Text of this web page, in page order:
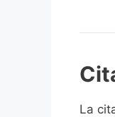
​​​​​​​​​​​​​​​​​​​​​​​​​​​​La